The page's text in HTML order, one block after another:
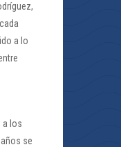
a lo
a los
se